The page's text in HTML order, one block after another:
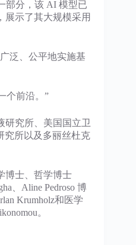
部分，该 AI 模型已
展示了其大规模采用
泛、公平地实施基
个前沿。”
研究所、美国国立卫
究所以及多丽丝杜克
博士、哲学博士
、Aline Pedroso 博
Krumholz和医学
。